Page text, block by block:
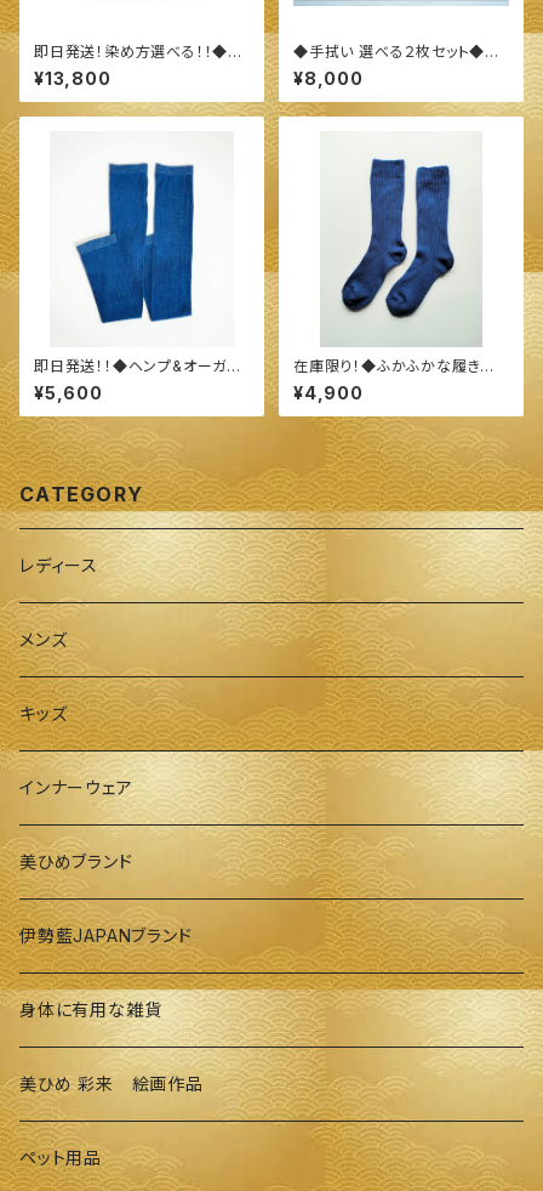
即日発送！染め方選べる！！◆オ
ーガニックコットン Ｔシャツ（Ｌサ
イズ）長袖&半袖◆ ～100%オ
ーガニックすくも使用 醗酵建て
¥13,800
◆手拭い 選べる２枚セット◆
～100%オーガニックすくも使用
醗酵建て伊勢藍染～
¥8,000
即日発送！！◆ヘンプ&オーガニ
ックコットン 指穴ありロングア
ームカバー◆ ～100%オーガニ
ックすくも使用 醗酵建て伊勢藍
染～
¥5,600
在庫限り！◆ふかふかな履き心
地♪オーガニックコットン ロー
ゲージ先丸靴下◆ ～100%オ
ーガニックすくも使用 醗酵建て
伊勢藍染～
¥4,900
CATEGORY
レディース
メンズ
キッズ
インナーウェア
美ひめブランド
伊勢藍JAPANブランド
身体に有用な雑貨
美ひめ 彩来 絵画作品
ペット用品